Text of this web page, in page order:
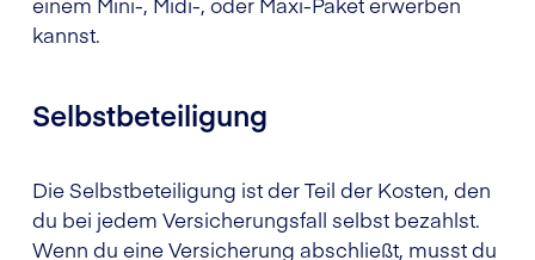
kannst.
Selbstbeteiligung
Die Selbstbeteiligung ist der Teil der Kosten, den
du bei jedem Versicherungsfall selbst bezahlst.
Wenn du eine Versicherung abschließt, musst du